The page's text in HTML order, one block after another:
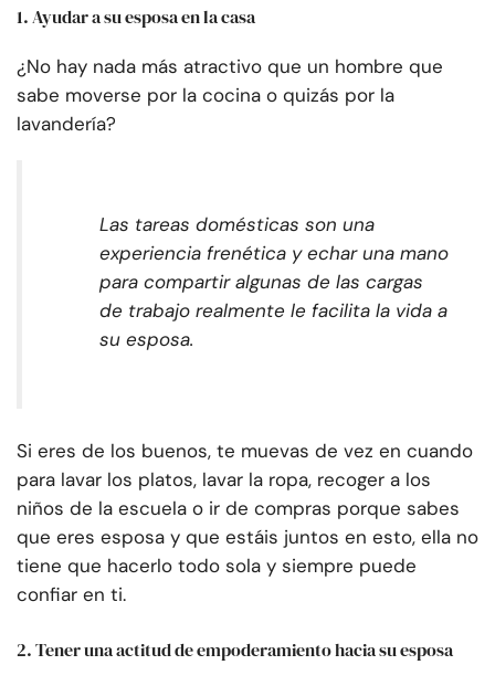
1. Ayudar a su esposa en la casa
¿No hay nada más atractivo que un hombre que
sabe moverse por la cocina o quizás por la
lavandería?
Las tareas domésticas son una
experiencia frenética y echar una mano
para compartir algunas de las cargas
de trabajo realmente le facilita la vida a
su esposa.
Si eres de los buenos, te muevas de vez en cuando
para lavar los platos, lavar la ropa, recoger a los
niños de la escuela o ir de compras porque sabes
que eres esposa y que estáis juntos en esto, ella no
tiene que hacerlo todo sola y siempre puede
confiar en ti.
2. Tener una actitud de empoderamiento hacia su esposa